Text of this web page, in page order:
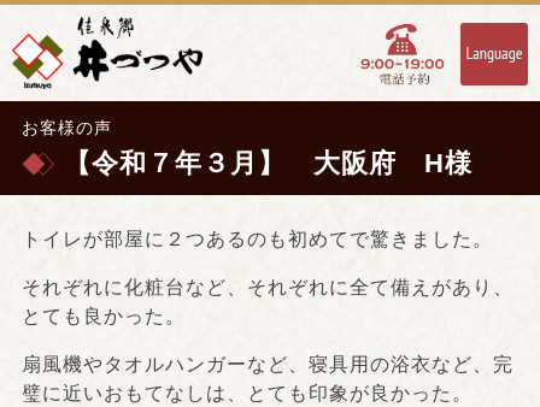
お客様の声
【令和７年３月】 大阪府 H様
トイレが部屋に２つあるのも初めてで驚きました。
それぞれに化粧台など、それぞれに全て備えがあり、
とても良かった。
扇風機やタオルハンガーなど、寝具用の浴衣など、完
璧に近いおもてなしは、とても印象が良かった。